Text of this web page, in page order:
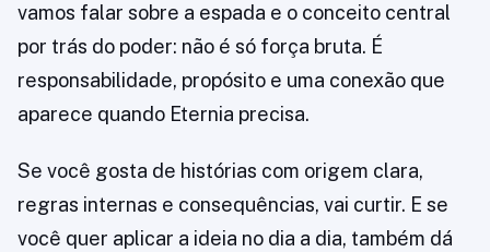
vamos falar sobre a espada e o conceito central
por trás do poder: não é só força bruta. É
responsabilidade, propósito e uma conexão que
aparece quando Eternia precisa.
Se você gosta de histórias com origem clara,
regras internas e consequências, vai curtir. E se
você quer aplicar a ideia no dia a dia, também dá